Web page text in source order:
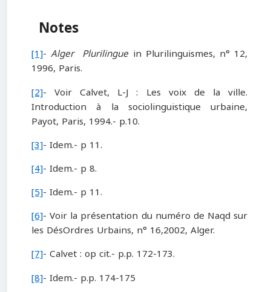
Notes
[1]-Alger Plurilingue in Plurilinguismes, n° 12,
1996, Paris.
[2]- Voir Calvet, L-J : Les voix de la ville.
Introduction à la sociolinguistique urbaine,
Payot, Paris, 1994.- p.10.
[3]- Idem.- p 11.
[4]- Idem.- p 8.
[5]- Idem.- p 11.
[6]- Voir la présentation du numéro de Naqd sur
les DésOrdres Urbains, n° 16,2002, Alger.
[7]- Calvet : op cit.- p.p. 172-173.
[8]- Idem.- p.p. 174-175